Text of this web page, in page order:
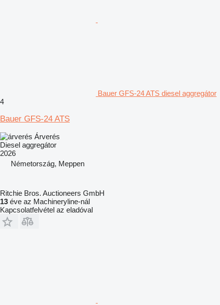
Bauer GFS-24 ATS diesel aggregátor
4
Bauer GFS-24 ATS
Árverés
Diesel aggregátor
2026
Németország, Meppen
Ritchie Bros. Auctioneers GmbH
13 éve az Machineryline-nál
Kapcsolatfelvétel az eladóval